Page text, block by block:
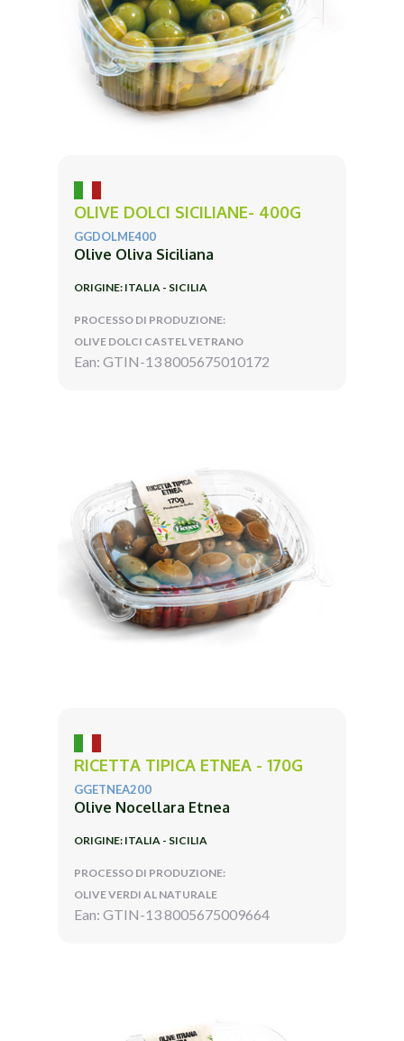
OLIVE DOLCI SICILIANE- 400G
GGDOLME400
Olive Oliva Siciliana
ORIGINE: ITALIA - SICILIA
PROCESSO DI PRODUZIONE:
OLIVE DOLCI CASTEL VETRANO
Ean: GTIN-13 8005675010172
RICETTA TIPICA ETNEA - 170G
GGETNEA200
Olive Nocellara Etnea
ORIGINE: ITALIA - SICILIA
PROCESSO DI PRODUZIONE:
OLIVE VERDI AL NATURALE
Ean: GTIN-13 8005675009664